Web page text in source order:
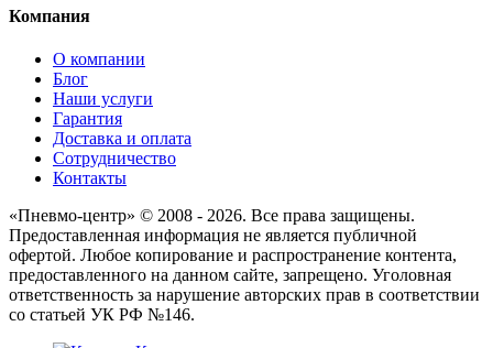
Компания
О компании
Блог
Наши услуги
Гарантия
Доставка и оплата
Сотрудничество
Контакты
«Пневмо-центр» © 2008 - 2026. Все права защищены.
Предоставленная информация не является публичной
офертой. Любое копирование и распространение контента,
предоставленного на данном сайте, запрещено. Уголовная
ответственность за нарушение авторских прав в соответствии
со статьей УК РФ №146.